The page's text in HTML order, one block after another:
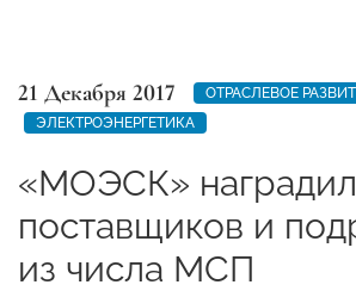
21 Декабря 2017
ОТРАСЛЕВОЕ
ЭЛЕКТРОЭНЕРГЕТИКА
«МОЭСК»
поставщиков и
из числа МСП